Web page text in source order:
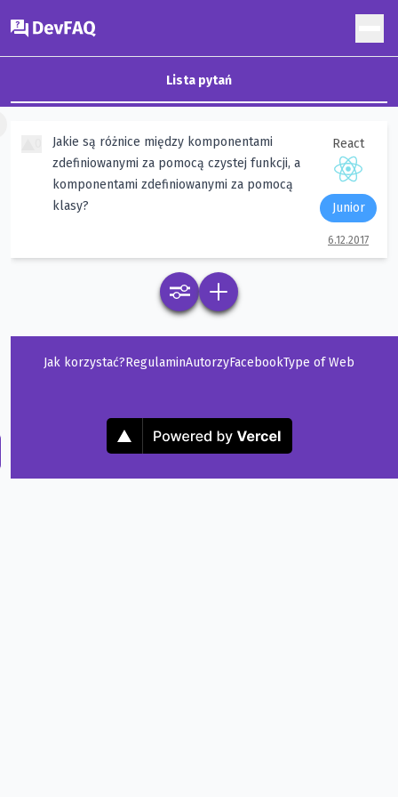
DevFAQ
Lista pytań
Jakie są różnice między komponentami
zdefiniowanymi za pomocą czystej funkcji, a
komponentami zdefiniowanymi za pomocą
klasy?
React
Junior
6.12.2017
Jak korzystać?RegulaminAutorzyFacebookType of Web